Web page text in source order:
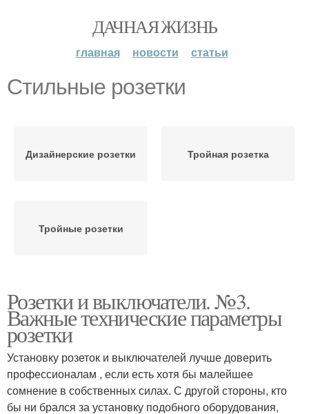
ДАЧНАЯ ЖИЗНЬ
главная новости статьи
Стильные розетки
Дизайнерские розетки Тройная розетка
Тройные розетки
Розетки и выключатели. №3.
Важные технические параметры
розетки
Установку розеток и выключателей лучше доверить
профессионалам , если есть хотя бы малейшее
сомнение в собственных силах. С другой стороны, кто
бы ни брался за установку подобного оборудования,